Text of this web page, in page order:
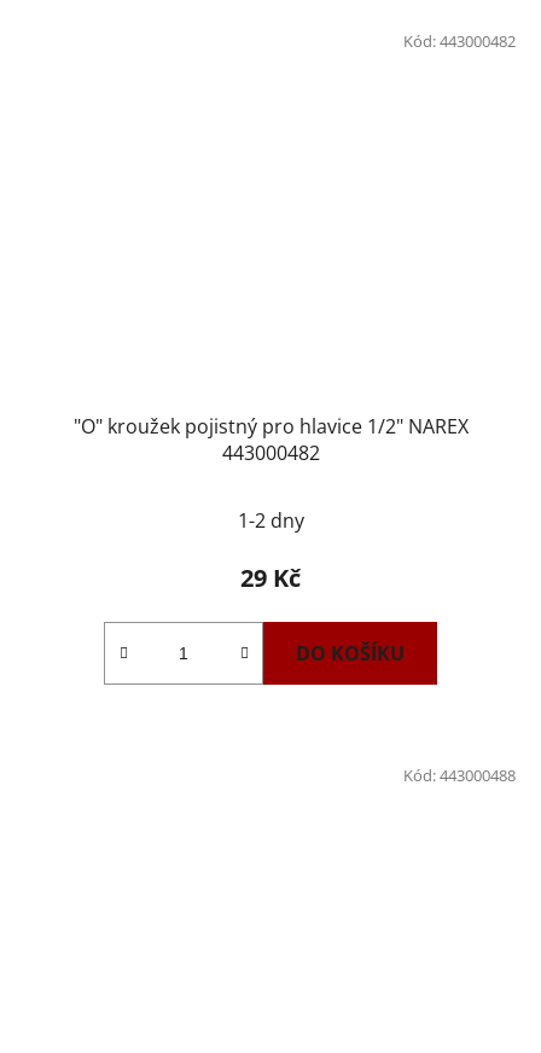
"O" kroužek pojistný pro hlavice 1/2" NAREX
443000482
1-2 dny
29 Kč
DO KOŠÍKU
Kód:443000482
Kód:443000488